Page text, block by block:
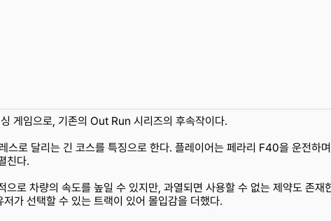
게임으로, 기존의 Out Run 시리즈의 후속작이다.
스로 달리는 긴 코스를 특징으로 한다. 플레이어는 페라리 F40을 운전하
친다.
로 차량의 속도를 높일 수 있지만, 과열되면 사용할 수 없는 제약도 존재
가 선택할 수 있는 트랙이 있어 몰입감을 더했다.